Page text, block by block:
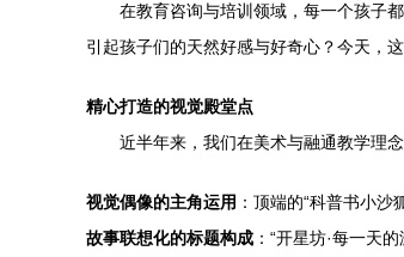
在教育咨询与培训领域，每一个孩子
引起孩子们的天然好感与好奇心？今天，
精心打造的视觉殿堂点
近半年来，我们在美术与融通教学理
视觉偶像的主角运用 ：顶端的“科普书小
故事联想化的标题构成 ：“开星坊·每一天